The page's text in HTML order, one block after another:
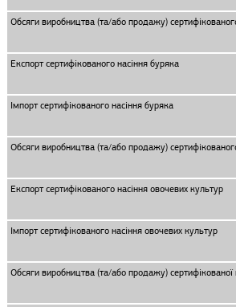
Обсяги виробництва (та/або продажу)
Експорт сертифікованого насіння буряка
Імпорт сертифікованого насіння буряка
Обсяги виробництва (та/або продажу)
Експорт сертифікованого насіння овочевих культур
Імпорт сертифікованого насіння овочевих культур
Обсяги виробництва (та/або продажу) сертифікованої